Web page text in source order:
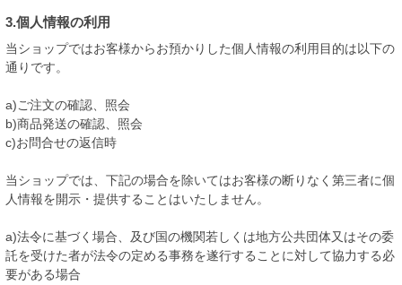
3.個人情報の利用
当ショップではお客様からお預かりした個人情報の利用目的は以下の
通りです。
a)ご注文の確認、照会
b)商品発送の確認、照会
c)お問合せの返信時
当ショップでは、下記の場合を除いてはお客様の断りなく第三者に個
人情報を開示・提供することはいたしません。
a)法令に基づく場合、及び国の機関若しくは地方公共団体又はその委
託を受けた者が法令の定める事務を遂行することに対して協力する必
要がある場合